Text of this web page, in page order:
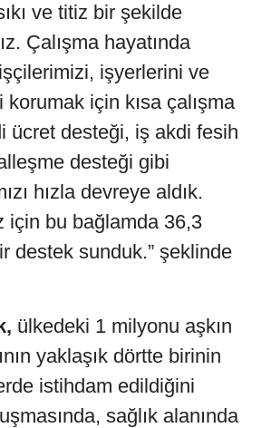
ve titiz bir şekilde
Çalışma hayatında
işyerlerini ve
için kısa çalışma
ücret desteği, iş akdi fesih
desteği gibi
hızla devreye aldık.
için bu bağlamda 36,3
destek sunduk.” şeklinde
ülkedeki 1 milyonu aşkın
yaklaşık dörtte birinin
istihdam edildiğini
sağlık alanında